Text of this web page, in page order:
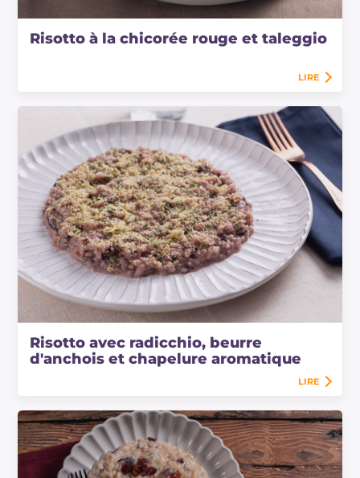
Risotto à la chicorée rouge et taleggio
LIRE
Risotto avec radicchio, beurre
d'anchois et chapelure aromatique
LIRE